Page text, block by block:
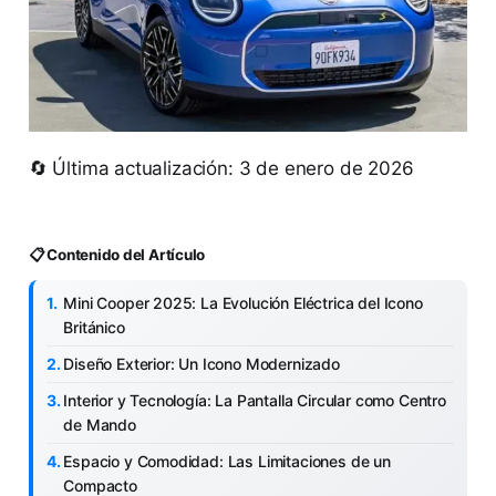
🔄 Última actualización: 3 de enero de 2026
📋 Contenido del Artículo
Mini Cooper 2025: La Evolución Eléctrica del Icono
Británico
Diseño Exterior: Un Icono Modernizado
Interior y Tecnología: La Pantalla Circular como Centro
de Mando
Espacio y Comodidad: Las Limitaciones de un
Compacto